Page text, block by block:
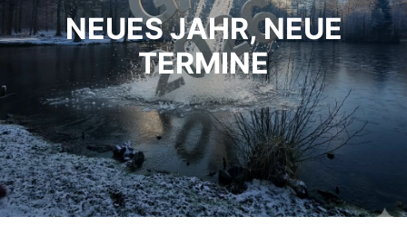
NEUES JAHR, NEUE
TERMINE